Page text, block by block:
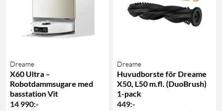
Dreame
X60 Ultra –
Robotdammsugare med
basstation Vit
14 990:-
Dreame
Huvudborste för Dreame
X50, L50 m.fl. (DuoBrush)
1-pack
449:-